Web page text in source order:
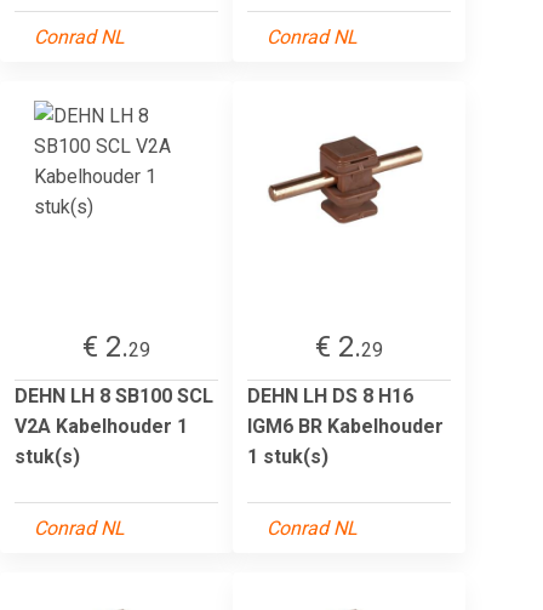
Conrad NL Conrad NL
€ 2.29
DEHN LH 8 SB100 SCL
V2A Kabelhouder 1
stuk(s)
Conrad NL
€ 2.29
DEHN LH DS 8 H16
IGM6 BR Kabelhouder
1 stuk(s)
Conrad NL